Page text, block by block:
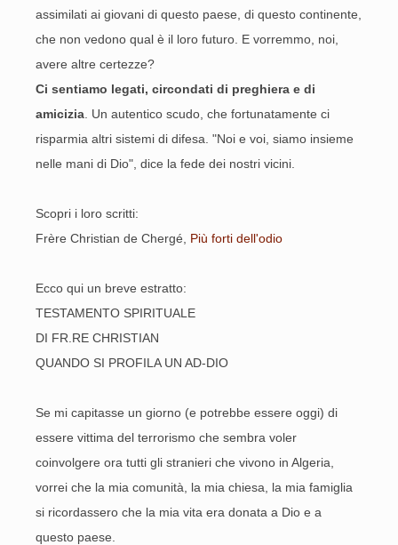
assimilati ai giovani di questo paese, di questo continente,
che non vedono qual è il loro futuro. E vorremmo, noi,
avere altre certezze?
Ci sentiamo legati, circondati di preghiera e di
amicizia . Un autentico scudo, che fortunatamente ci
risparmia altri sistemi di difesa. "Noi e voi, siamo insieme
nelle mani di Dio", dice la fede dei nostri vicini.
Scopri i loro scritti:
Frère Christian de Chergé, Più forti dell'odio
Ecco qui un breve estratto:
TESTAMENTO SPIRITUALE
DI FR.RE CHRISTIAN
QUANDO SI PROFILA UN AD-DIO
Se mi capitasse un giorno (e potrebbe essere oggi) di
essere vittima del terrorismo che sembra voler
coinvolgere ora tutti gli stranieri che vivono in Algeria,
vorrei che la mia comunità, la mia chiesa, la mia famiglia
si ricordassero che la mia vita era donata a Dio e a
questo paese.